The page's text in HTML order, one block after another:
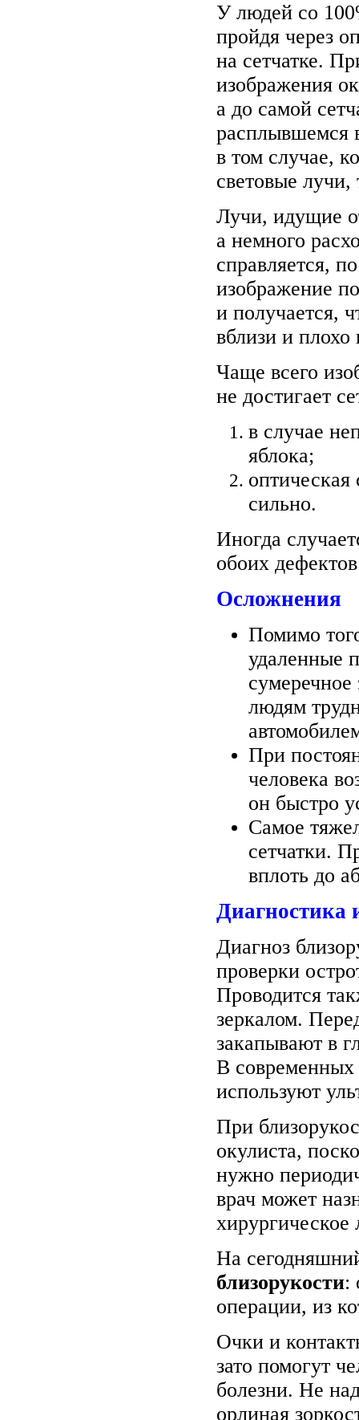
У людей со
пройдя через
на сетчатке.
изображения
а до самой
расплывшемся
в том случае,
световые лучи,
Лучи, идущие
а немного
справляется,
изображение
и получается,
вблизи и плохо
Чаще всего
не достигает
в случае
яблока;
сильно.
Иногда
обоих
Осложнения
Помимо
удаленные
сумеречное
людям
При
человека
он быстро
Самое
сетчатки.
вплоть до
Диагностика
Диагноз
проверки
Проводится
зеркалом.
закапывают в
В современных
используют
При
окулиста,
нужно
врач может
хирургическое
На
близорукости:
операции, из
Очки и
зато помогут
болезни. Не
орлиная